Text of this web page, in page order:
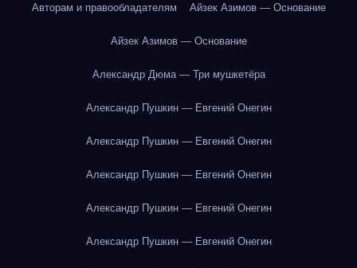
Авторам и правообладателям Айзек Азимов — Основание
Айзек Азимов — Основание
Александр Дюма — Три мушкетёра
Александр Пушкин — Евгений Онегин
Александр Пушкин — Евгений Онегин
Александр Пушкин — Евгений Онегин
Александр Пушкин — Евгений Онегин
Александр Пушкин — Евгений Онегин